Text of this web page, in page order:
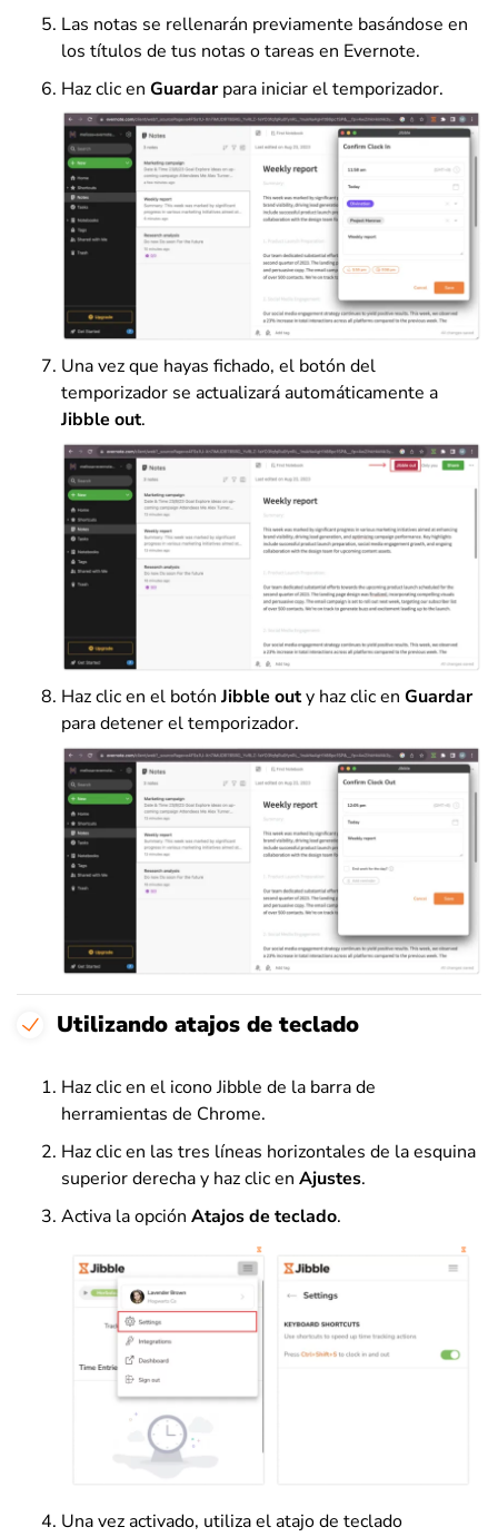
Las notas se rellenarán previamente basándose en
los títulos de tus notas o tareas en Evernote.
Haz clic en Guardarpara iniciar el temporizador.
Una vez que hayas fichado, el botón del
temporizador se actualizará automáticamente a
Jibble out.
Haz clic en el botón Jibble outy haz clic en Guardar
para detener el temporizador.
Utilizando atajos de teclado
Haz clic en el icono Jibble de la barra de
herramientas de Chrome.
Haz clic en las tres líneas horizontales de la esquina
superior derecha y haz clic en Ajustes.
Activa la opción Atajos de teclado.
Una vez activado, utiliza el atajo de teclado